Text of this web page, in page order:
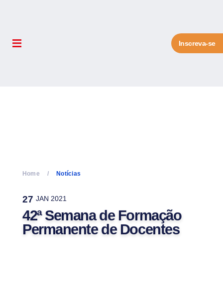
Inscreva-se
Home Notícias
27 JAN 2021
42ª Semana de Formação
Permanente de Docentes